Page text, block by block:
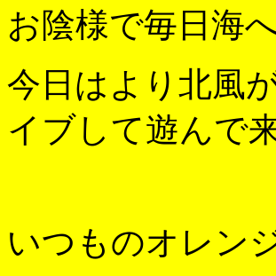
お陰様で毎日海
今日はより北風
イブして遊んで
いつものオレン